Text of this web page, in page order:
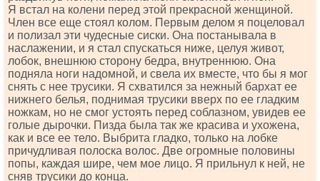
Я встал на колени перед этой прекрасной женщиной.
Член все еще стоял колом. Первым делом я поцеловал
и полизал эти чудесные сиски. Она постанывала в
наслажении, и я стал спускаться ниже, целуя живот,
лобок, внешнюю сторону бедра, внутреннюю. Она
подняла ноги надомной, и свела их вместе, что бы я мог
снять с нее трусики. Я схватился за нежный бархат ее
нижнего белья, поднимая трусики вверх по ее гладким
ножкам, но не смог устоять перед соблазном, увидев ее
голые дырочки. Пизда была так же красива и ухожена,
как и все ее тело. Выбрита гладко, только на лобке
причудливая полоска волос. Две огромные половины
попы, каждая шире, чем мое лицо. Я прильнул к ней, не
сняв трусики до конца.